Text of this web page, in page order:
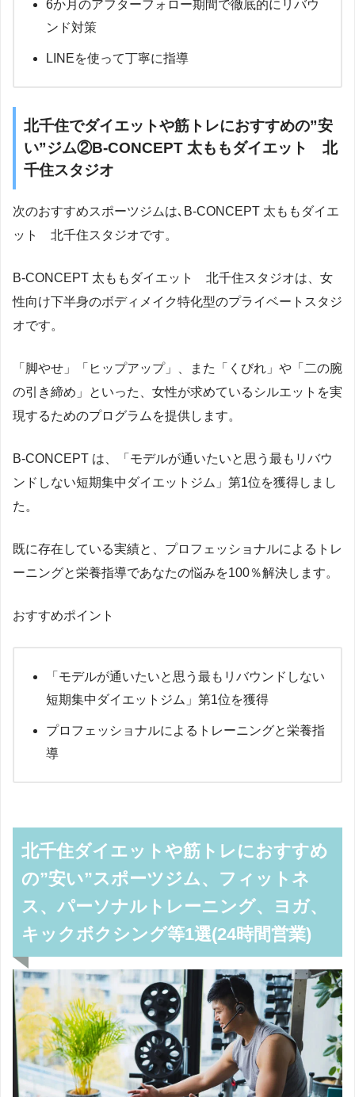
6か月のアフターフォロー期間で徹底的にリバウ
ンド対策
LINEを使って丁寧に指導
北千住でダイエットや筋トレにおすすめの”安
い”ジム②B-CONCEPT 太ももダイエット 北
千住スタジオ
次のおすすめスポーツジムは､B-CONCEPT 太ももダイエ
ット 北千住スタジオです。
B-CONCEPT 太ももダイエット 北千住スタジオは、女
性向け下半身のボディメイク特化型のプライベートスタジ
オです。
「脚やせ」「ヒップアップ」、また「くびれ」や「二の腕
の引き締め」といった、女性が求めているシルエットを実
現するためのプログラムを提供します。
B-CONCEPT は、「モデルが通いたいと思う最もリバウ
ンドしない短期集中ダイエットジム」第1位を獲得しまし
た。
既に存在している実績と、プロフェッショナルによるトレ
ーニングと栄養指導であなたの悩みを100％解決します。
おすすめポイント
「モデルが通いたいと思う最もリバウンドしない
短期集中ダイエットジム」第1位を獲得
プロフェッショナルによるトレーニングと栄養指
導
北千住ダイエットや筋トレにおすすめ
の”安い”スポーツジム、フィットネ
ス、パーソナルトレーニング、ヨガ、
キックボクシング等1選(24時間営業)